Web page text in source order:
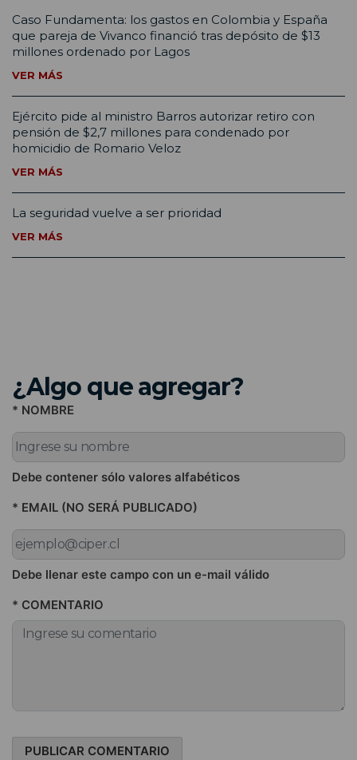
Caso Fundamenta: los gastos en Colombia y España
que pareja de Vivanco financió tras depósito de $13
millones ordenado por Lagos
VER MÁS
Ejército pide al ministro Barros autorizar retiro con
pensión de $2,7 millones para condenado por
homicidio de Romario Veloz
VER MÁS
La seguridad vuelve a ser prioridad
VER MÁS
¿Algo que agregar?
* NOMBRE
Debe contener sólo valores alfabéticos
* EMAIL (NO SERÁ PUBLICADO)
Debe llenar este campo con un e-mail válido
* COMENTARIO